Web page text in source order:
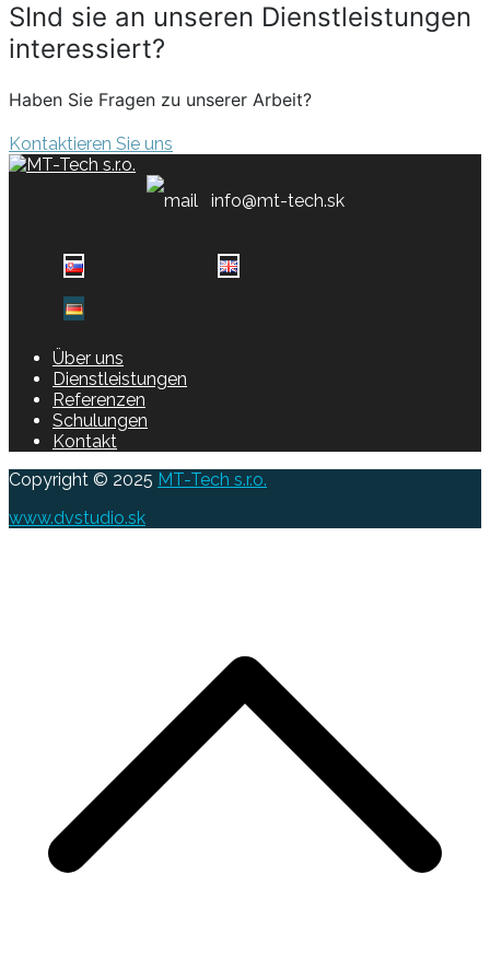
SInd sie an unseren Dienstleistungen
interessiert?
Haben Sie Fragen zu unserer Arbeit?
Kontaktieren Sie uns
info@mt-tech.sk
Über uns
Dienstleistungen
Referenzen
Schulungen
Kontakt
Copyright © 2025 MT-Tech s.r.o.
www.dvstudio.sk